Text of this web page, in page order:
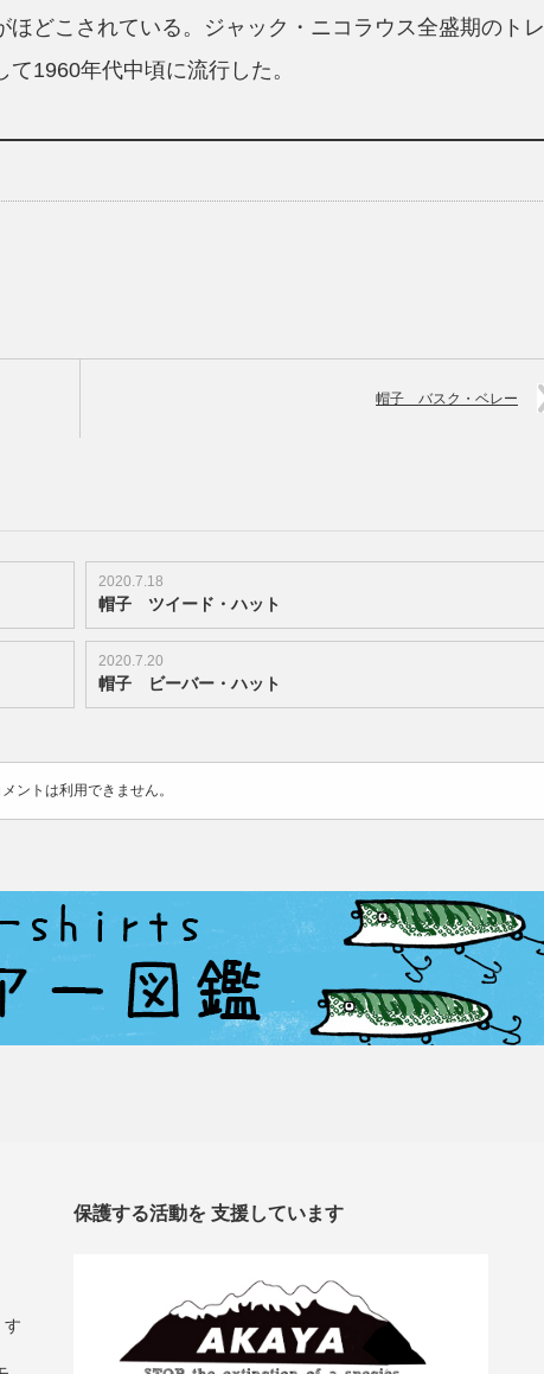
どこされている。ジャック・ニコラウス全盛期のトレ
1960年代中頃に流行した。
帽子 バスク・ベレー
2020.7.18
帽子 ツイード・ハット
2020.7.20
帽子 ビーバー・ハット
メントは利用できません。
す
保護する活動を 支援しています